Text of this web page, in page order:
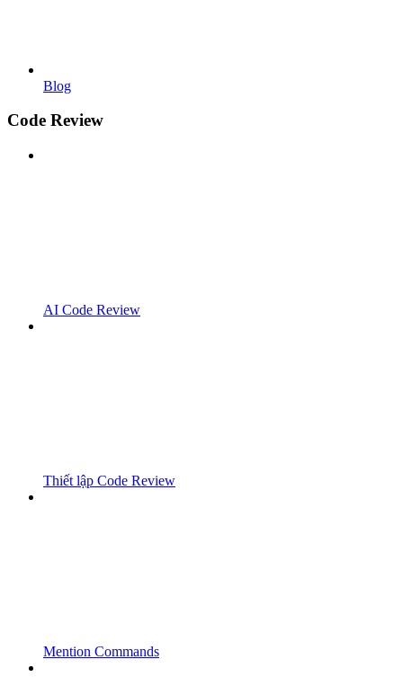
Blog
Code Review
AI Code Review
Thiết lập Code Review
Mention Commands